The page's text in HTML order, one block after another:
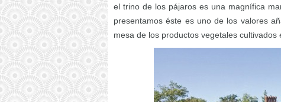
el trino de los pájaros es una magnífica
presentamos éste es uno de los valores
mesa de los productos vegetales